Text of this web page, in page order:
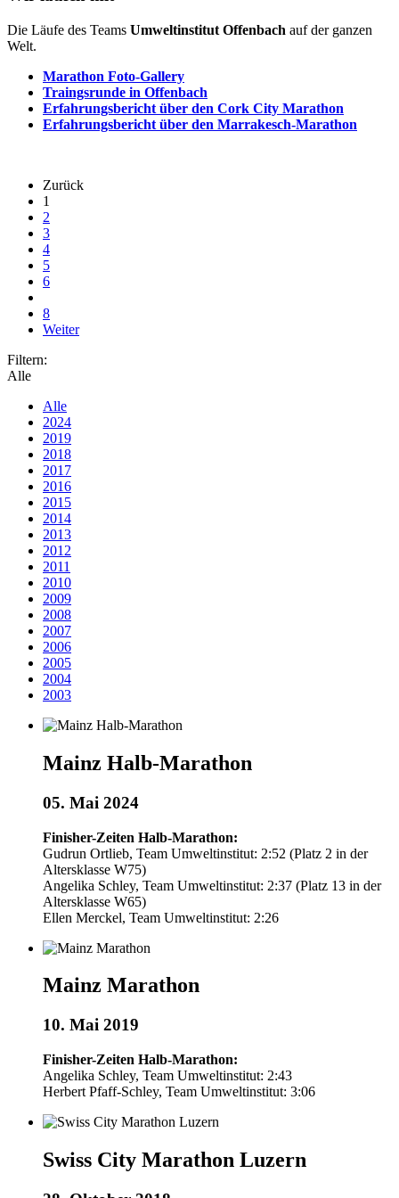
Die Läufe des Teams Umweltinstitut Offenbach auf der ganzen
Welt.
Marathon Foto-Gallery
Traingsrunde in Offenbach
Erfahrungsbericht über den Cork City Marathon
Erfahrungsbericht über den Marrakesch-Marathon
Zurück
1
2
3
4
5
6
8
Weiter
Filtern:
Alle
Alle
2024
2019
2018
2017
2016
2015
2014
2013
2012
2011
2010
2009
2008
2007
2006
2005
2004
2003
Mainz Halb-Marathon
05. Mai 2024
Finisher-Zeiten Halb-Marathon:
Gudrun Ortlieb, Team Umweltinstitut: 2:52 (Platz 2 in der
Altersklasse W75)
Angelika Schley, Team Umweltinstitut: 2:37 (Platz 13 in der
Altersklasse W65)
Ellen Merckel, Team Umweltinstitut: 2:26
Mainz Marathon
10. Mai 2019
Finisher-Zeiten Halb-Marathon:
Angelika Schley, Team Umweltinstitut: 2:43
Herbert Pfaff-Schley, Team Umweltinstitut: 3:06
Swiss City Marathon Luzern